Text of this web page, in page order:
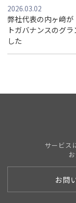
2026.03.02
弊社代表の内ヶ﨑
トガバナンスのグ
した
サービス
お問